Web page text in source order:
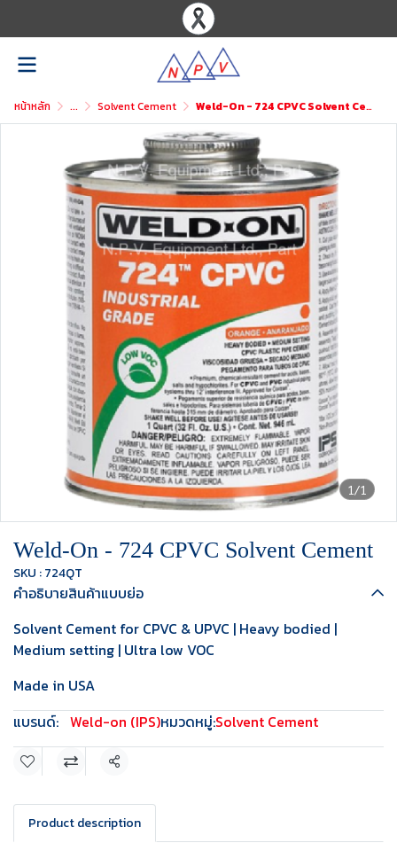
หน้าหลัก ... Solvent Cement Weld-On - 724 CPVC Solvent Cement
1/1
Weld-On - 724 CPVC Solvent Cement
SKU : 724QT
คำอธิบายสินค้าแบบย่อ
Solvent Cement for CPVC & UPVC | Heavy bodied |
Medium setting | Ultra low VOC
Made in USA
แบรนด์: Weld-on (IPS)หมวดหมู่:Solvent Cement
แชร์
Product description